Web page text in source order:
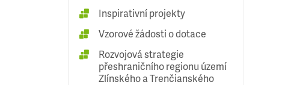
Inspirativní projekty
Vzorové žádosti o dotace
Rozvojová strategie
přeshraničního regionu území
Zlínského a Trenčianského